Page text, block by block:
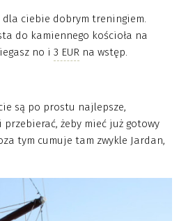
ciebie dobrym treningiem.
do kamiennego kościoła na
no i3 EUR na wstęp.
są po prostu najlepsze,
żeby mieć już gotowy
tym cumuje tam zwykle Jardan,